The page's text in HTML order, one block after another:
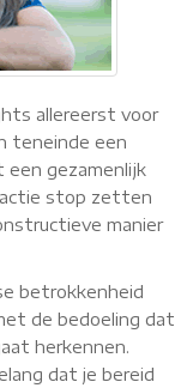
allereerst voor
teneinde een
een gezamenlijk
stop zetten
manier
betrokkenheid
de bedoeling dat
herkennen.
dat je bereid